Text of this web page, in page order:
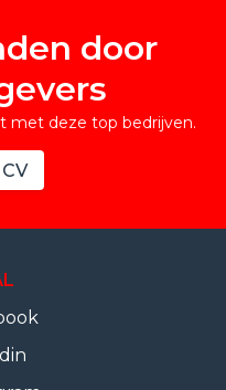
door
met deze top bedrijven.